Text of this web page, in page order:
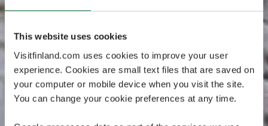
This website uses cookies
Visitfinland.com uses cookies to improve your user
experience. Cookies are small text files that are saved on
your computer or mobile device when you visit the site.
You can change your cookie preferences at any time.